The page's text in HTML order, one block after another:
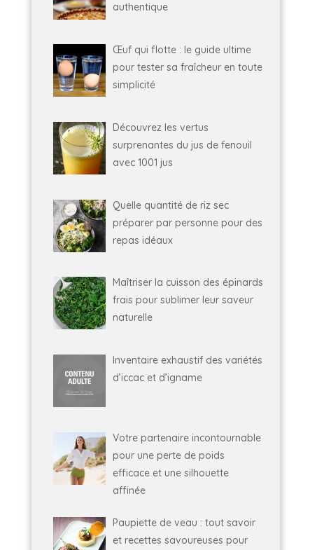
authentique
Œuf qui flotte : le guide ultime
pour tester sa fraîcheur en toute
simplicité
Découvrez les vertus
surprenantes du jus de fenouil
avec 1001 jus
Quelle quantité de riz sec
préparer par personne pour des
repas idéaux
Maîtriser la cuisson des épinards
frais pour sublimer leur saveur
naturelle
Inventaire exhaustif des variétés
d’iccac et d’igname
Votre partenaire incontournable
pour une perte de poids
efficace et une silhouette
affinée
Paupiette de veau : tout savoir
et recettes savoureuses pour